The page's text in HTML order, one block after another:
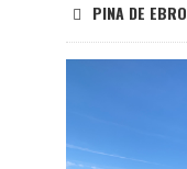
PINA DE EBRO